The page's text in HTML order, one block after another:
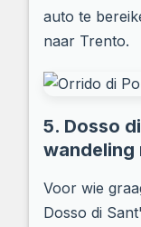
auto te
naar Trento.
5. Dosso
wandeling
Voor wie
Dosso di